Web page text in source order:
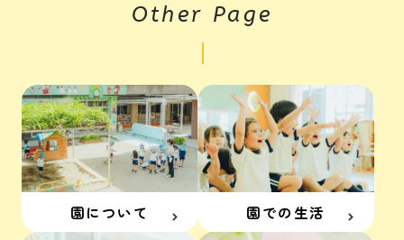
Other Page
園について 園での生活